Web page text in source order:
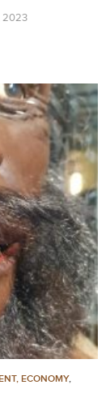
2023
ECONOMY,